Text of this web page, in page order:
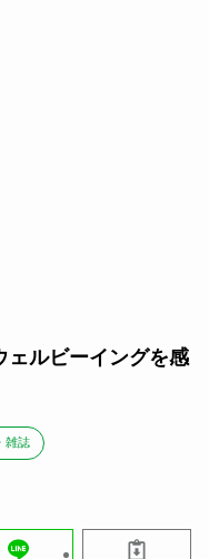
ルビーイングを感
雑誌